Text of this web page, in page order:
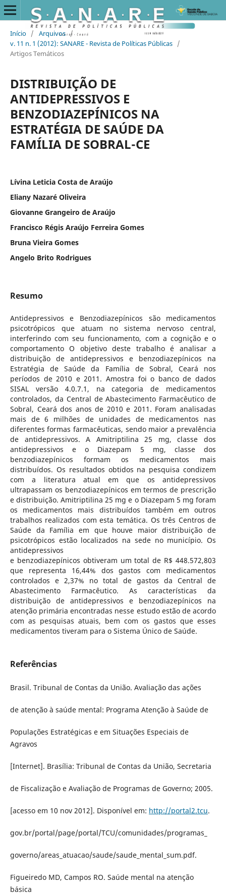
Início / Arquivos /
v. 11 n. 1 (2012): SANARE - Revista de Políticas Públicas /
Artigos Temáticos
DISTRIBUIÇÃO DE
ANTIDEPRESSIVOS E
BENZODIAZEPÍNICOS NA
ESTRATÉGIA DE SAÚDE DA
FAMÍLIA DE SOBRAL-CE
Lívina Leticia Costa de Araújo
Eliany Nazaré Oliveira
Giovanne Grangeiro de Araújo
Francisco Régis Araújo Ferreira Gomes
Bruna Vieira Gomes
Angelo Brito Rodrigues
Resumo
Antidepressivos e Benzodiazepínicos são medicamentos
psicotrópicos que atuam no sistema nervoso central,
interferindo com seu funcionamento, com a cognição e o
comportamento O objetivo deste trabalho é analisar a
distribuição de antidepressivos e benzodiazepínicos na
Estratégia de Saúde da Família de Sobral, Ceará nos
períodos de 2010 e 2011. Amostra foi o banco de dados
SISAL versão 4.0.7.1, na categoria de medicamentos
controlados, da Central de Abastecimento Farmacêutico de
Sobral, Ceará dos anos de 2010 e 2011. Foram analisadas
mais de 6 milhões de unidades de medicamentos nas
diferentes formas farmacêuticas, sendo maior a prevalência
de antidepressivos. A Amitriptilina 25 mg, classe dos
antidepressivos e o Diazepam 5 mg, classe dos
benzodiazepínicos formam os medicamentos mais
distribuídos. Os resultados obtidos na pesquisa condizem
com a literatura atual em que os antidepressivos
ultrapassam os benzodiazepínicos em termos de prescrição
e distribuição. Amitriptilina 25 mg e o Diazepam 5 mg foram
os medicamentos mais distribuídos também em outros
trabalhos realizados com esta temática. Os três Centros de
Saúde da Família em que houve maior distribuição de
psicotrópicos estão localizados na sede no município. Os
antidepressivos
e benzodiazepínicos obtiveram um total de R$ 448.572,803
que representa 16,44% dos gastos com medicamentos
controlados e 2,37% no total de gastos da Central de
Abastecimento Farmacêutico. As características da
distribuição de antidepressivos e benzodiazepínicos na
atenção primária encontradas nesse estudo estão de acordo
com as pesquisas atuais, bem com os gastos que esses
medicamentos tiveram para o Sistema Único de Saúde.
Referências
Brasil. Tribunal de Contas da União. Avaliação das ações
de atenção à saúde mental: Programa Atenção à Saúde de
Populações Estratégicas e em Situações Especiais de
Agravos
[Internet]. Brasília: Tribunal de Contas da União, Secretaria
de Fiscalização e Avaliação de Programas de Governo; 2005.
[acesso em 10 nov 2012]. Disponível em: http://portal2.tcu.
gov.br/portal/page/portal/TCU/comunidades/programas_
governo/areas_atuacao/saude/saude_mental_sum.pdf.
Figueiredo MD, Campos RO. Saúde mental na atenção
básica